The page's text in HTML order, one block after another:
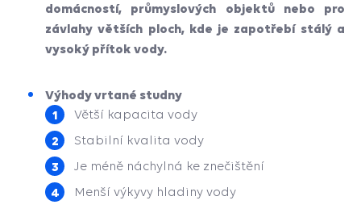
domácností, průmyslových objektů nebo pro
závlahy větších ploch, kde je zapotřebí stálý a
vysoký přítok vody.
Výhody vrtané studny
Větší kapacita vody
Stabilní kvalita vody
Je méně náchylná ke znečištění
Menší výkyvy hladiny vody